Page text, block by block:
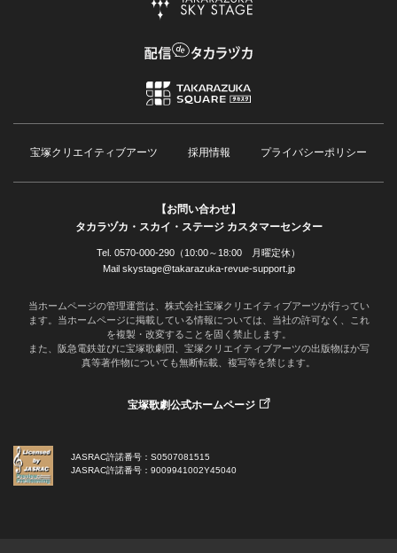
宝塚クリエイティブアーツ 採用情報 プライバシーポリシー
【お問い合わせ】
タカラヅカ・スカイ・ステージ カスタマーセンター
Tel. 0570-000-290（10:00～18:00 月曜定休）
Mail skystage@takarazuka-revue-support.jp
当ホームページの管理運営は、株式会社宝塚クリエイティブアーツが行ってい
ます。当ホームページに掲載している情報については、当社の許可なく、これ
を複製・改変することを固く禁止します。
また、阪急電鉄並びに宝塚歌劇団、宝塚クリエイティブアーツの出版物ほか写
真等著作物についても無断転載、複写等を禁じます。
宝塚歌劇公式ホームページ
JASRAC許諾番号：S0507081515
JASRAC許諾番号：9009941002Y45040